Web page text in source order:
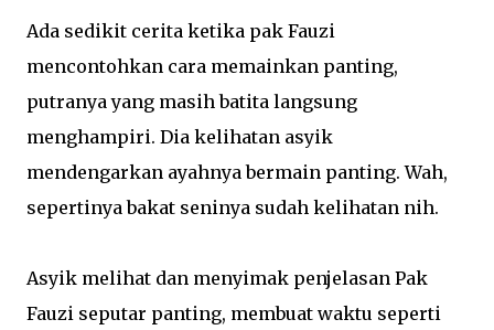
Ada sedikit cerita ketika pak Fauzi
mencontohkan cara memainkan panting,
putranya yang masih batita langsung
menghampiri. Dia kelihatan asyik
mendengarkan ayahnya bermain panting. Wah,
sepertinya bakat seninya sudah kelihatan nih.
Asyik melihat dan menyimak penjelasan Pak
Fauzi seputar panting, membuat waktu seperti